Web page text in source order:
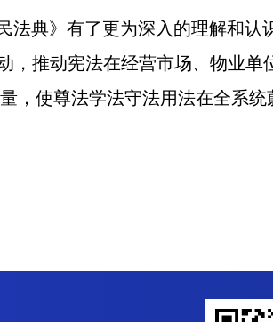
典》有了更为深入的理解和认
，推动宪法在经营市场、物业单
，使尊法学法守法用法在全系统